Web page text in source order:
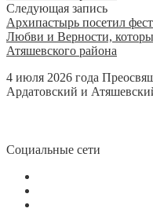
Следующая запись
Архипастырь посетил
Любви и Верности,
Атяшевского района
4 июля 2026 года
Ардатовский и
Социальные сети